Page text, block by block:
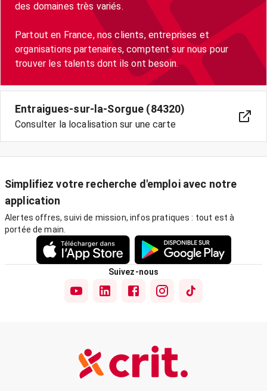
des domaines très variés.
Partout en France, nos clients, entreprises et
organisations partenaires, comptent sur nous pour
trouver les talents dont ils ont besoin.
Entraigues-sur-la-Sorgue (84320)
Consulter la localisation sur une carte
Simplifiez votre recherche d'emploi avec notre
application
Alertes offres, suivi de mission, infos pratiques : tout est à
portée de main.
Suivez-nous